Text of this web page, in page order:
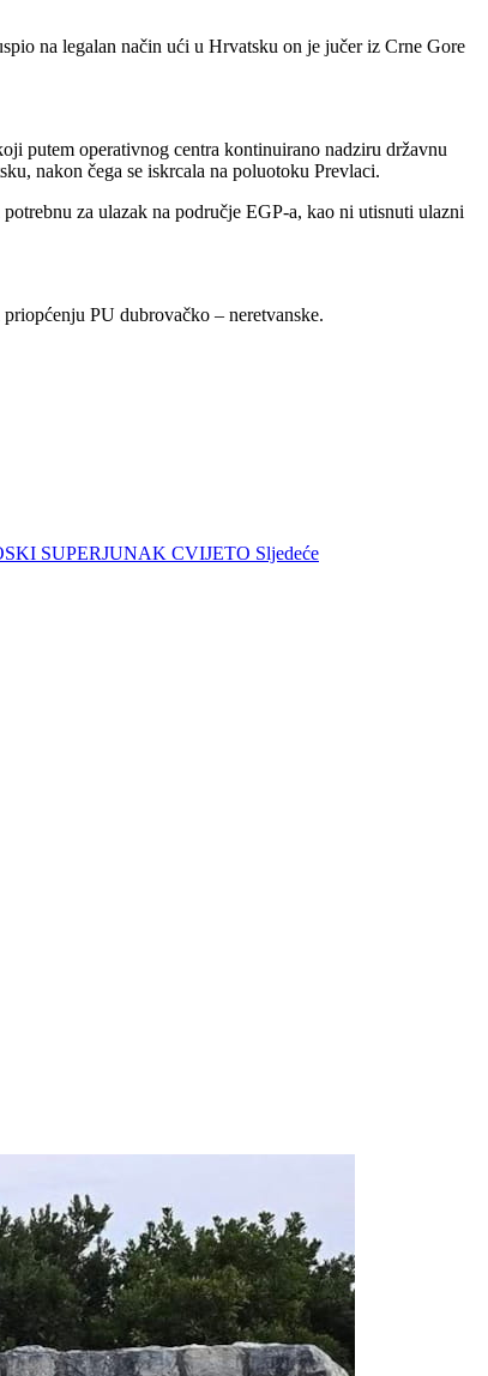
na legalan način ući u Hrvatsku on je jučer iz Crne Gore
putem operativnog centra kontinuirano nadziru državnu
nakon čega se iskrcala na poluotoku Prevlaci.
za ulazak na područje EGP-a, kao ni utisnuti ulazni
PU dubrovačko – neretvanske.
SUPERJUNAK CVIJETO Sljedeće